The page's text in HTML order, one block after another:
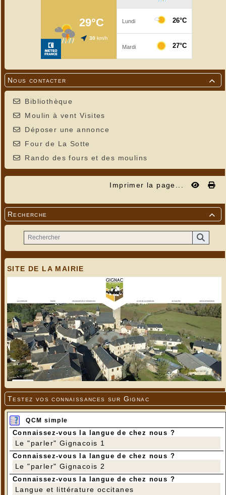

Nous contacter
Bibliothèque
Moulin à vent Visites
Déposer une annonce
Four de La Sotte
Rando des fours et des moulins
Imprimer la page...

Recherche
SITE DE LA MAIRIE
Testez vos connaissances sur Gignac
QCM simple
Connaissez-vous la langue de chez nous ?
Le "parler" Gignacois 1
Connaissez-vous la langue de chez nous ?
Le "parler" Gignacois 2
Connaissez-vous la langue de chez nous ?
Langue et littérature occitanes